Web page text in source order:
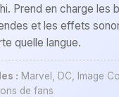
Prend en charge les
et les effets
quelle langue.
: Marvel, DC, Image
de fans